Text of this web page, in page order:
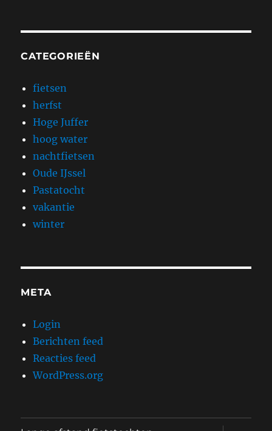
CATEGORIEËN
fietsen
herfst
Hoge Juffer
hoog water
nachtfietsen
Oude IJssel
Pastatocht
vakantie
winter
META
Login
Berichten feed
Reacties feed
WordPress.org